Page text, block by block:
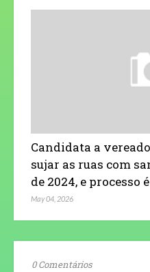
Candidata a
sujar as ruas com
de 2024, e processo
May 04, 2026
0 Comentários